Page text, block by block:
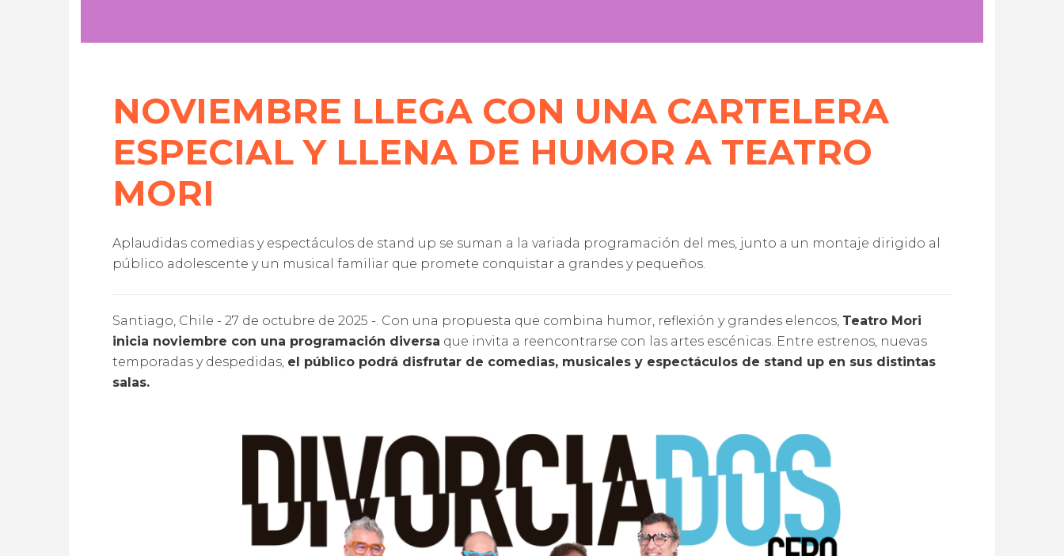
NOVIEMBRE LLEGA CON UNA CARTELERA
ESPECIAL Y LLENA DE HUMOR A TEATRO
MORI
Aplaudidas comedias y espectáculos de stand up se suman a la variada programación del mes, junto a un montaje dirigido al
público adolescente y un musical familiar que promete conquistar a grandes y pequeños.
Santiago, Chile - 27 de octubre de 2025 -. Con una propuesta que combina humor, reflexión y grandes elencos, Teatro Mori
inicia noviembre con una programación diversa que invita a reencontrarse con las artes escénicas. Entre estrenos, nuevas
temporadas y despedidas, el público podrá disfrutar de comedias, musicales y espectáculos de stand up en sus distintas
salas.